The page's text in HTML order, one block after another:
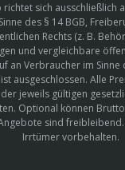
sich ausschließlich
des § 14 BGB,
Rechts (z. B.
und vergleichbare
an Verbraucher im Sinne
ausgeschlossen. Alle
jeweils gültigen
Optional können
sind
Irrtümer vorbehalten.